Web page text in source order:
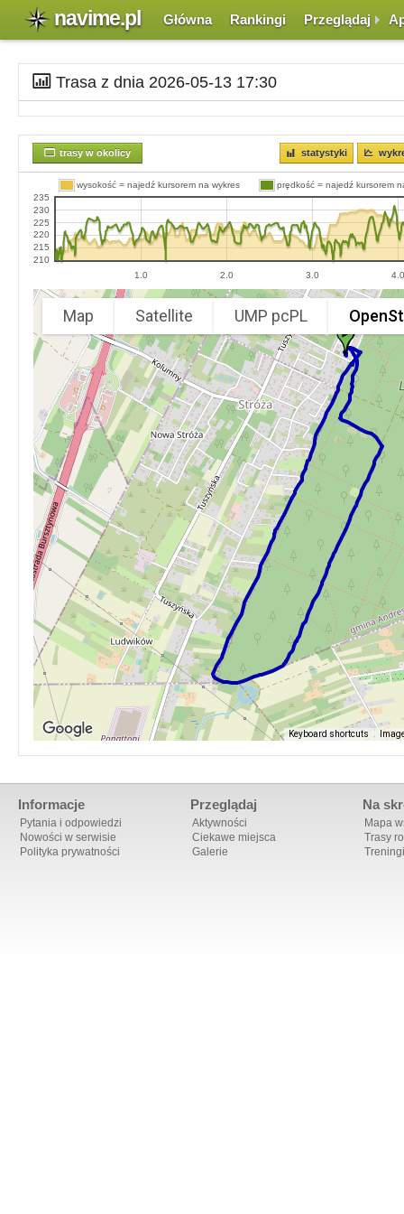
navime.pl Główna Rankingi Przeglądaj
Trasa z dnia 2026-05-13 17:30
trasy w okolicy statystyki
1.0 2.0 3.0 4.0
210
215
220
225
230
235
wysokość = najedź kursorem na wykres prędkość = najedź kursorem
Map Satellite UMP pcPL
Keyboard shortcuts
Informacje
Pytania i odpowiedzi
Nowości w serwisie
Polityka prywatności
Przeglądaj
Aktywności
Ciekawe miejsca
Galerie
Na
Mapa
Trasy